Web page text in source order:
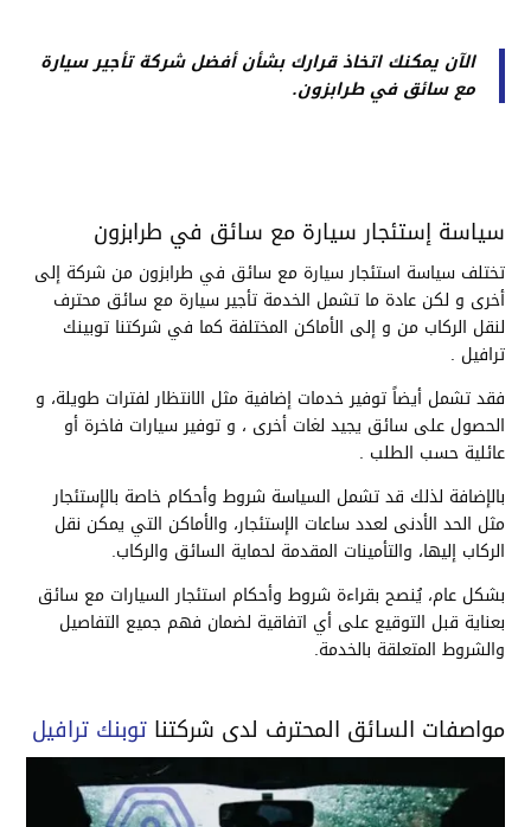
الآن يمكنك اتخاذ قرارك بشأن أفضل شركة تأجير سيارة
مع سائق في طرابزون.
سياسة إستئجار سيارة مع سائق في طرابزون
تختلف سياسة استئجار سيارة مع سائق في طرابزون من شركة إلى
أخرى و لكن عادة ما تشمل الخدمة تأجير سيارة مع سائق محترف
لنقل الركاب من و إلى الأماكن المختلفة كما في شركتنا توبينك
ترافيل .
فقد تشمل أيضاً توفير خدمات إضافية مثل الانتظار لفترات طويلة، و
الحصول على سائق يجيد لغات أخرى ، و توفير سيارات فاخرة أو
عائلية حسب الطلب .
بالإضافة لذلك قد تشمل السياسة شروط وأحكام خاصة بالإستئجار
مثل الحد الأدنى لعدد ساعات الإستئجار، والأماكن التي يمكن نقل
الركاب إليها، والتأمينات المقدمة لحماية السائق والركاب.
بشكل عام، يُنصح بقراءة شروط وأحكام استئجار السيارات مع سائق
بعناية قبل التوقيع على أي اتفاقية لضمان فهم جميع التفاصيل
والشروط المتعلقة بالخدمة.
مواصفات السائق المحترف لدى شركتنا توبنك ترافيل